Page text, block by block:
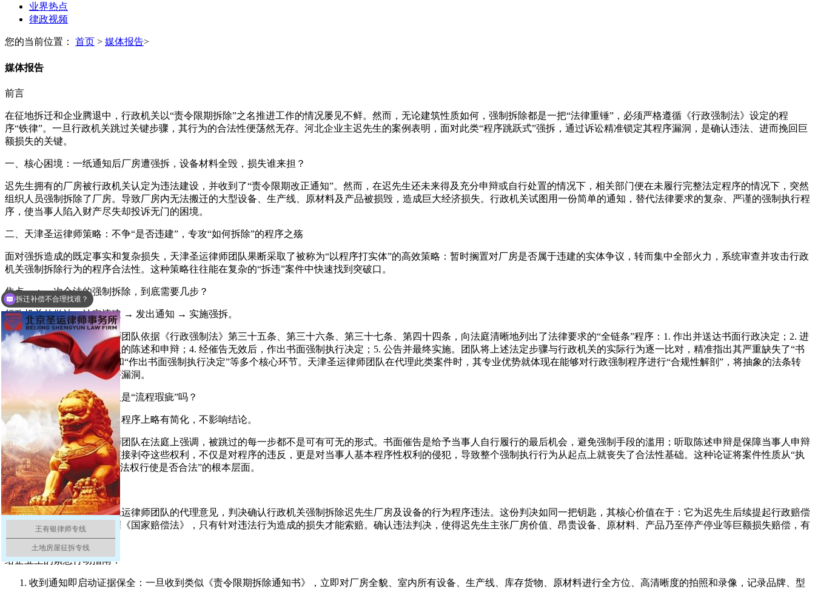
业界热点
律政视频
您的当前位置： 首页 > 媒体报告>
媒体报告
前言
在征地拆迁和企业腾退中，行政机关以“责令限期拆除”之名推进工作的情况屡见不鲜。然而，无论建筑性质如何，强制拆除都是一把“法律重锤”，必须严格遵循《行政强制法》设定的程
序“铁律”。一旦行政机关跳过关键步骤，其行为的合法性便荡然无存。河北企业主迟先生的案例表明，面对此类“程序跳跃式”强拆，通过诉讼精准锁定其程序漏洞，是确认违法、进而挽回巨
额损失的关键。
一、核心困境：一纸通知后厂房遭强拆，设备材料全毁，损失谁来担？
迟先生拥有的厂房被行政机关认定为违法建设，并收到了“责令限期改正通知”。然而，在迟先生还未来得及充分申辩或自行处置的情况下，相关部门便在未履行完整法定程序的情况下，突然
组织人员强制拆除了厂房。导致厂房内无法搬迁的大型设备、生产线、原材料及产品被损毁，造成巨大经济损失。行政机关试图用一份简单的通知，替代法律要求的复杂、严谨的强制执行程
序，使当事人陷入财产尽失却投诉无门的困境。
二、天津圣运律师策略：不争“是否违建”，专攻“如何拆除”的程序之殇
面对强拆造成的既定事实和复杂损失，天津圣运律师团队果断采取了被称为“以程序打实体”的高效策略：暂时搁置对厂房是否属于违建的实体争议，转而集中全部火力，系统审查并攻击行政
机关强制拆除行为的程序合法性。这种策略往往能在复杂的“拆违”案件中快速找到突破口。
焦点一：一次合法的强制拆除，到底需要几步？
行政机关的做法：认定违建 → 发出通知 → 实施强拆。
圣运律师的法律对照：律师团队依据《行政强制法》第三十五条、第三十六条、第三十七条、第四十四条，向法庭清晰地列出了法律要求的“全链条”程序：1. 作出并送达书面行政决定；2. 进
行书面催告；3. 听取当事人的陈述和申辩；4. 经催告无效后，作出书面强制执行决定；5. 公告并最终实施。团队将上述法定步骤与行政机关的实际行为逐一比对，精准指出其严重缺失了“书
面催告”、“听取陈述申辩”和“作出书面强制执行决定”等多个核心环节。天津圣运律师团队在代理此类案件时，其专业优势就体现在能够对行政强制程序进行“合规性解剖”，将抽象的法条转
化为具体的、可指控的程序漏洞。
焦点二：跳过的步骤，仅仅是“流程瑕疵”吗？
对方可能辩解：事实清楚，程序上略有简化，不影响结论。
圣运律师的深度驳斥：律师团队在法庭上强调，被跳过的每一步都不是可有可无的形式。书面催告是给予当事人自行履行的最后机会，避免强制手段的滥用；听取陈述申辩是保障当事人申辩
权的核心程序。行政机关直接剥夺这些权利，不仅是对程序的违反，更是对当事人基本程序性权利的侵犯，导致整个强制执行行为从起点上就丧失了合法性基础。这种论证将案件性质从“执
法方式是否恰当”提升到“执法权行使是否合法”的根本层面。
三、案件结果与专业提示
人民法院完全采纳了天津圣运律师团队的代理意见，判决确认行政机关强制拆除迟先生厂房及设备的行为程序违法。这份判决如同一把钥匙，其核心价值在于：它为迟先生后续提起行政赔偿
诉讼扫清了最大障碍。根据《国家赔偿法》，只有针对违法行为造成的损失才能索赔。确认违法判决，使得迟先生主张厂房价值、昂贵设备、原材料、产品乃至停产停业等巨额损失赔偿，有
了坚实的法律依据。
给企业主的紧急行动指南：
收到通知即启动证据保全：一旦收到类似《责令限期拆除通知书》，立即对厂房全貌、室内所有设备、生产线、库存货物、原材料进行全方位、高清晰度的拍照和录像，记录品牌、型
王有银律师专线
土地房屋征拆专线
拆迁补偿不合理找谁？